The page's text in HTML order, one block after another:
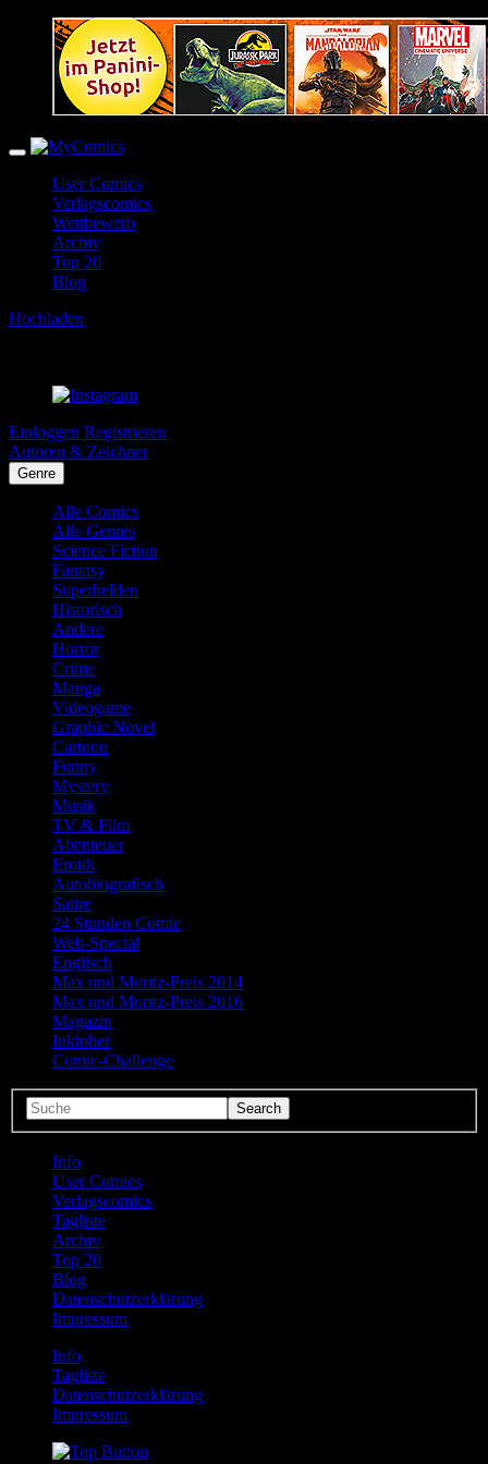
User Comics
Verlagscomics
Wettbewerb
Archiv
Top 20
Blog
Hochladen
Einloggen Registrieren
Autoren & Zeichner
Genre
Alle Comics
Alle Genres
Science Fiction
Fantasy
Superhelden
Historisch
Andere
Horror
Crime
Manga
Videogame
Graphic Novel
Cartoon
Funny
Mystery
Musik
TV & Film
Abenteuer
Erotik
Autobiografisch
Satire
24 Stunden Comic
Web-Special
Englisch
Max und Moritz-Preis 2014
Max und Moritz-Preis 2016
Magazin
Inktober
Comic-Challenge
Info
User Comics
Verlagscomics
Tagliste
Archiv
Top 20
Blog
Datenschutzerklärung
Impressum
Info
Tagliste
Datenschutzerklärung
Impressum